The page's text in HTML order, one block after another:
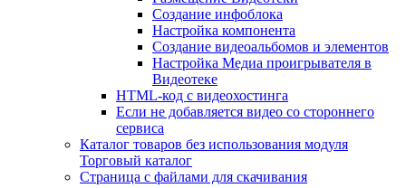
Создание инфоблока
Настройка компонента
Создание видеоальбомов и элементов
Настройка Медиа проигрывателя в
Видеотеке
HTML-код с видеохостинга
Если не добавляется видео со стороннего
сервиса
Каталог товаров без использования модуля
Торговый каталог
Страница с файлами для скачивания